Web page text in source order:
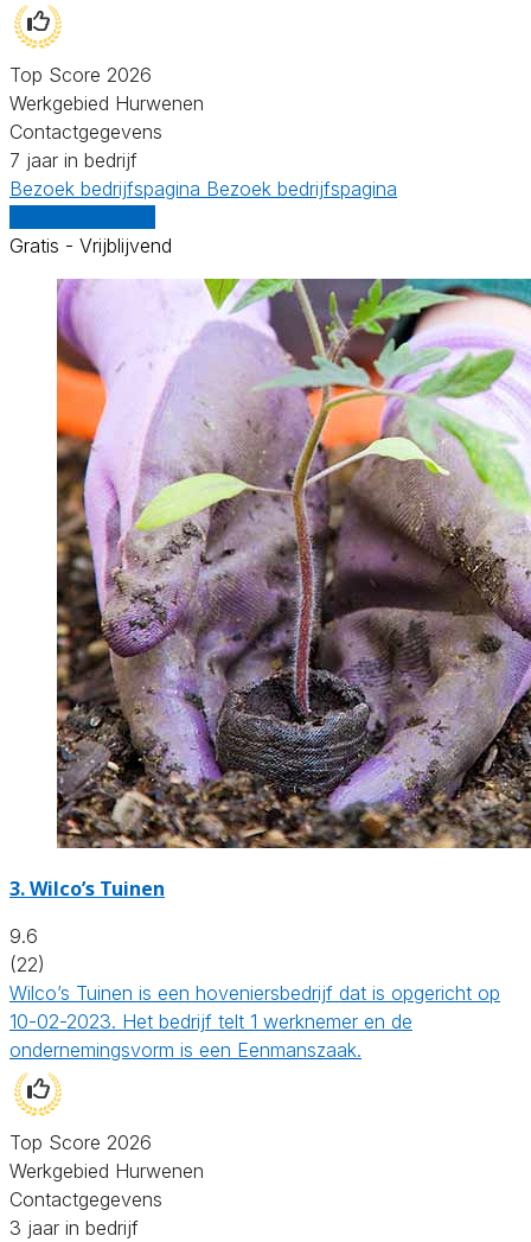
Top Score 2026
Werkgebied Hurwenen
Contactgegevens
7 jaar in bedrijf
Bezoek bedrijfspagina Bezoek bedrijfspagina
Gratis - Vrijblijvend
3.Wilco’s Tuinen
9.6
(22)
Wilco’s Tuinen is een hoveniersbedrijf dat is opgericht op
10-02-2023. Het bedrijf telt 1 werknemer en de
ondernemingsvorm is een Eenmanszaak.
Top Score 2026
Werkgebied Hurwenen
Contactgegevens
3 jaar in bedrijf